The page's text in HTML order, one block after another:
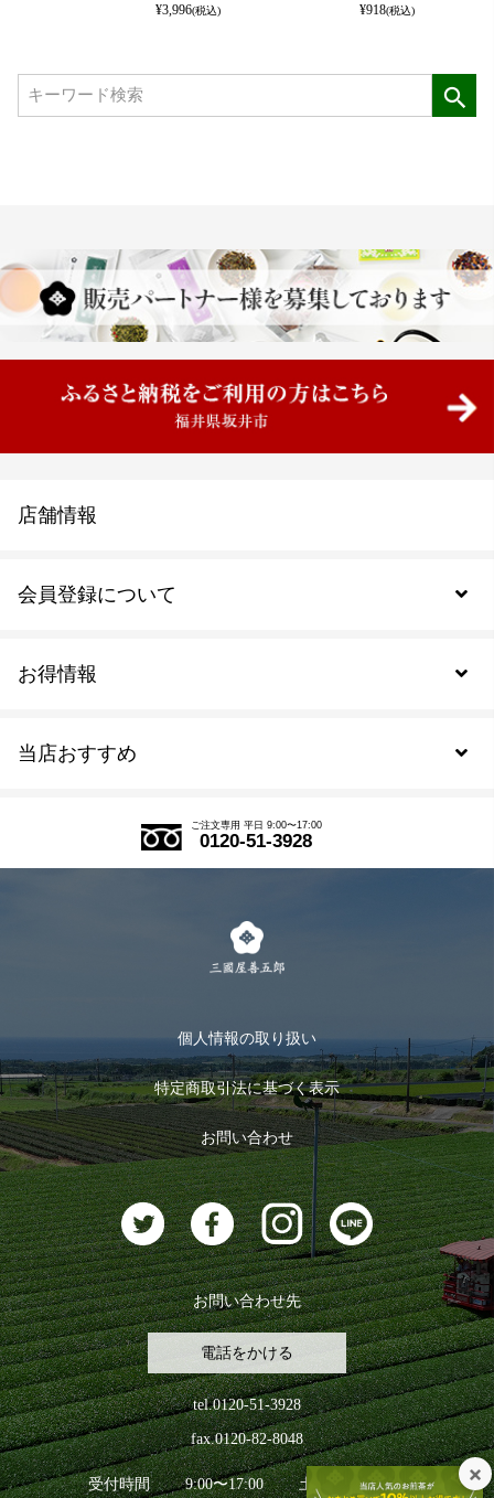
¥3,996(税込)
¥918(税込)
当店おすすめ
式部の香りシリーズ
お茶のギフト
おすすめのお茶
お茶に合うスイーツ
お得情報
会員登録について
会員規約について
ログイン
ログアウト
店舗情報
ご注文専用 平日 9:00〜17:00
0120-51-3928
個人情報の取り扱い
特定商取引法に基づく表示
お問い合わせ
お問い合わせ先
電話をかける
tel.0120-51-3928
fax.0120-82-8048
受付時間 9:00〜17:00 土日祝日を除く